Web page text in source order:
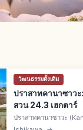
วัฒนธรรมดั้งเดิม
ปราสาทคานาซาวะ
สวน 24.3 เฮกตาร์
ปราสาทคานาซาวะ
ประวัติศาสตร์ จ.อิชิคาว